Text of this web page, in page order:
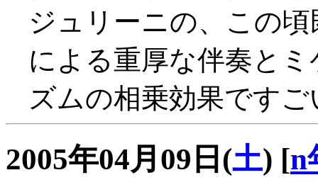
ジュリーニの、この
による重厚な伴奏と
ズムの相乗効果です
2005年04月09日(土) [n